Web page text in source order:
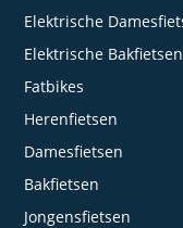
Elektrische
Elektrische Bakfietsen
Fatbikes
Herenfietsen
Damesfietsen
Bakfietsen
Jongensfietsen